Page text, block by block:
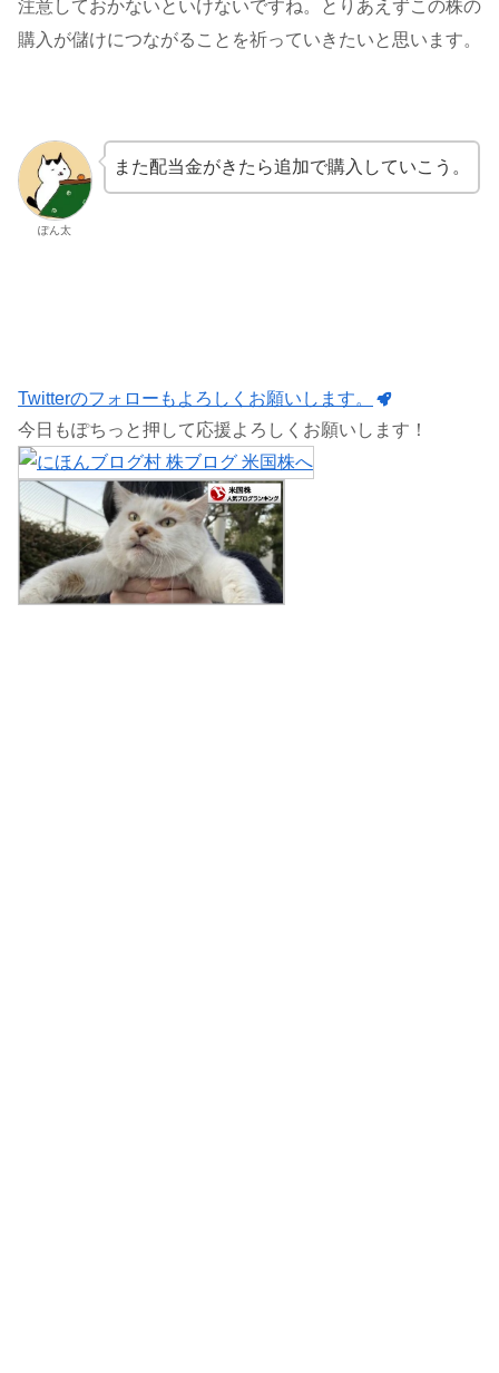
注意しておかないといけないですね。とりあえずこの株の
購入が儲けにつながることを祈っていきたいと思います。
ぽん太
また配当金がきたら追加で購入していこう。
Twitterのフォローもよろしくお願いします。
今日もぽちっと押して応援よろしくお願いします！